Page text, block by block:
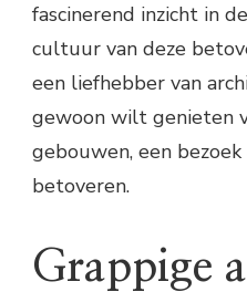
fascinerend inzicht in
cultuur van deze
een liefhebber van
gewoon wilt genieten
gebouwen, een bezoek
betoveren.
Grappige